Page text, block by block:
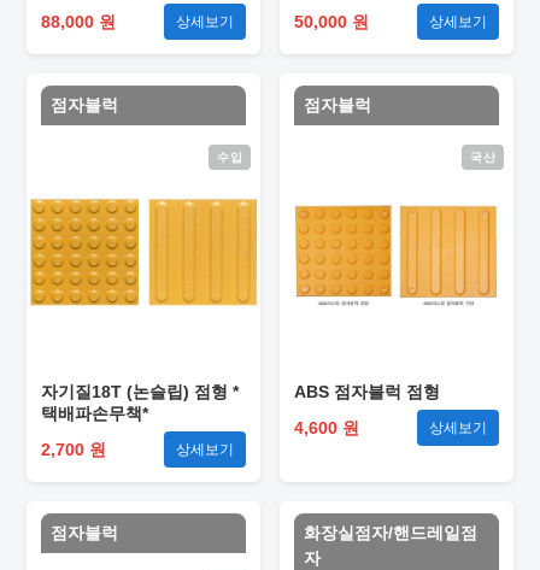
88,000 원
상세보기
50,000 원
상세보기
점자블럭
수입
자기질18T (논슬립) 점형 *
택배파손무책*
2,700 원
상세보기
점자블럭
국산
ABS 점자블럭 점형
4,600 원
상세보기
점자블럭
화장실점자/핸드레일점
자